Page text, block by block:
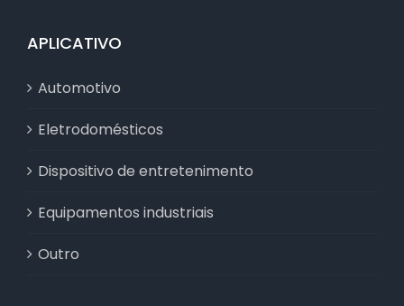
APLICATIVO
Automotivo
Eletrodomésticos
Dispositivo de entretenimento
Equipamentos industriais
Outro